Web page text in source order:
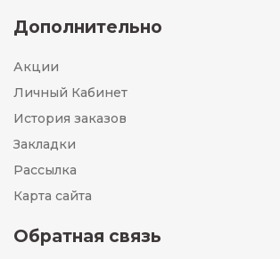
Дополнительно
Акции
Личный Кабинет
История заказов
Закладки
Рассылка
Карта сайта
Обратная связь